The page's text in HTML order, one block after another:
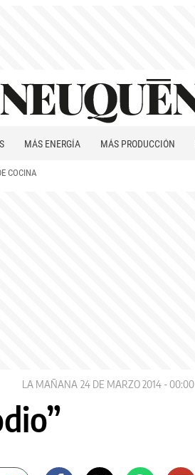
MÁS ENERGÍA MÁS PRODUCCIÓN
COCINA
LA MAÑANA 24 DE MARZO 2014 - 00:00